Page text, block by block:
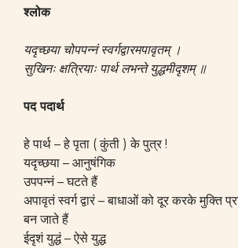
श्लोक
यदृच्छया चोपपन्नं स्वर्गद्वारमपावृतम्‌ ।
सुखिनः क्षत्रियाः पार्थ लभन्ते युद्धमीदृशम्‌ ॥
पद पदार्थ
हे पार्थ – हे पृता ( कुंती ) के पुत्र !
यदृच्छया – आनुषंगिक
उपपन्नं – घटते हैं
अपावृतं स्वर्ग द्वारं – बाधाओं को दूर करके मुक्ति
बन जाते हैं
ईदृशं युद्धं – ऐसे युद्ध